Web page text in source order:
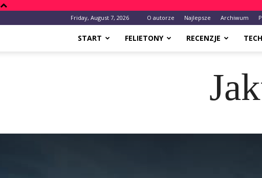
Friday, August 7, 2026 O autorze Najlepsze Archiwum
START FELIETONY RECENZJE TECH